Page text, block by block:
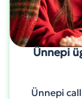
Ünnepi
Ünnepi